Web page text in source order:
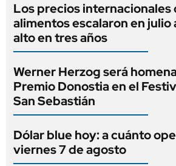
Los precios internacionales
alimentos escalaron en julio
alto en tres años
Werner Herzog será
Premio Donostia en el
San Sebastián
Dólar blue hoy: a cuánto
viernes 7 de agosto